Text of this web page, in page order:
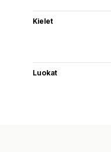
Kielet
Luokat